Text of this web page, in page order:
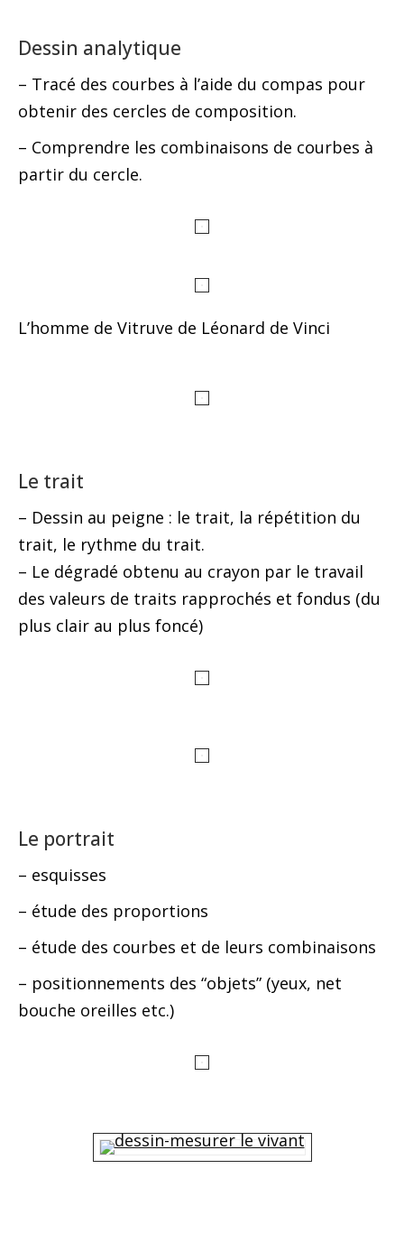
Dessin analytique
– Tracé des courbes à l’aide du compas pour
obtenir des cercles de composition.
– Comprendre les combinaisons de courbes à
partir du cercle.
L’homme de Vitruve de Léonard de Vinci
Le trait
– Dessin au peigne : le trait, la répétition du
trait, le rythme du trait.
– Le dégradé obtenu au crayon par le travail
des valeurs de traits rapprochés et fondus (du
plus clair au plus foncé)
Le portrait
– esquisses
– étude des proportions
– étude des courbes et de leurs combinaisons
– positionnements des “objets” (yeux, net
bouche oreilles etc.)